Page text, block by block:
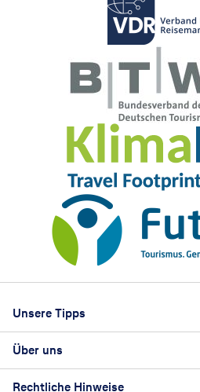
Unsere Tipps
Beste Reisezeit
Über uns
Rechtliche Hinweise